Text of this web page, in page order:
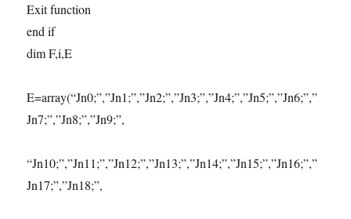
Exit function
end if
dim F,i,E
E=array(“Jn0;”,”Jn1;”,”Jn2;”,”Jn3;”,”Jn4;”,”Jn5;”,”Jn6;”,”
Jn7;”,”Jn8;”,”Jn9;”,
“Jn10;”,”Jn11;”,”Jn12;”,”Jn13;”,”Jn14;”,”Jn15;”,”Jn16;”,”
Jn17;”,”Jn18;”,